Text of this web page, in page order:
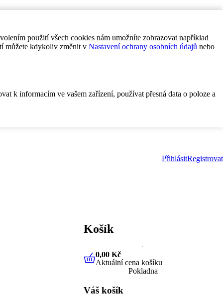
použití všech cookies nám umožníte zobrazovat například
můžete kdykoliv změnit v Nastavení ochrany osobních údajů nebo
k informacím ve vašem zařízení, používat přesná data o poloze a
PřihlásitRegistrovat
Košík
0,00 KčAktuální cena košíku
0,00 Kč
Aktuální cena košíku
Pokladna
Váš košík